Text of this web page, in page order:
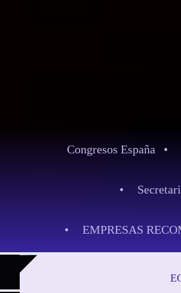
Congresos España
EMPRESAS